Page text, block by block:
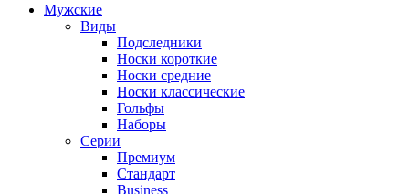
Мужские
Виды
Подследники
Носки короткие
Носки средние
Носки классические
Гольфы
Наборы
Серии
Премиум
Стандарт
Business